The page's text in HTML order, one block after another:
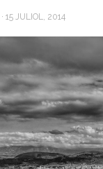
· 15 JULIOL, 2014